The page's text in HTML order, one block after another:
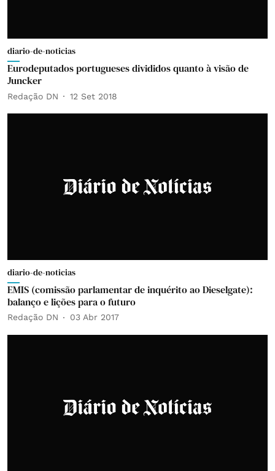
diario-de-noticias
Eurodeputados portugueses divididos quanto à visão de
Juncker
Redação DN 12 Set 2018
diario-de-noticias
EMIS (comissão parlamentar de inquérito ao Dieselgate):
balanço e lições para o futuro
Redação DN 03 Abr 2017